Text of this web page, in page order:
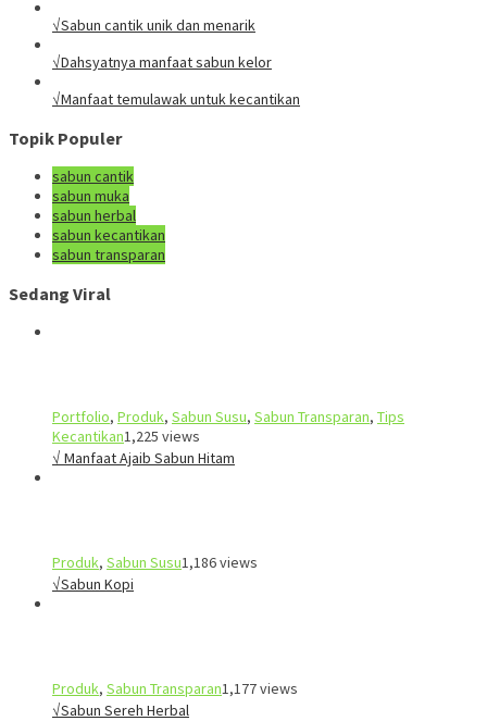
√Sabun cantik unik dan menarik
√Dahsyatnya manfaat sabun kelor
√Manfaat temulawak untuk kecantikan
Topik Populer
sabun cantik
sabun muka
sabun herbal
sabun kecantikan
sabun transparan
Sedang Viral
Portfolio, Produk, Sabun Susu, Sabun Transparan, Tips
Kecantikan1,225 views
√ Manfaat Ajaib Sabun Hitam
Produk, Sabun Susu1,186 views
√Sabun Kopi
Produk, Sabun Transparan1,177 views
√Sabun Sereh Herbal